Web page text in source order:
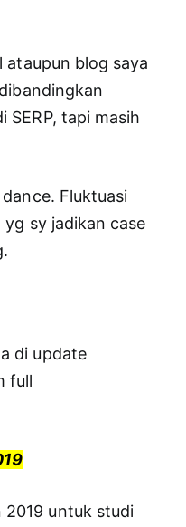
ataupun blog saya
SERP, tapi masih
Fluktuasi
sy jadikan case
di update
full
untuk studi